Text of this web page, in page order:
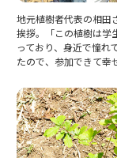
地元植樹者代表の相田
挨拶。「この植樹は学
っており、身近で憧れ
たので、参加できて幸